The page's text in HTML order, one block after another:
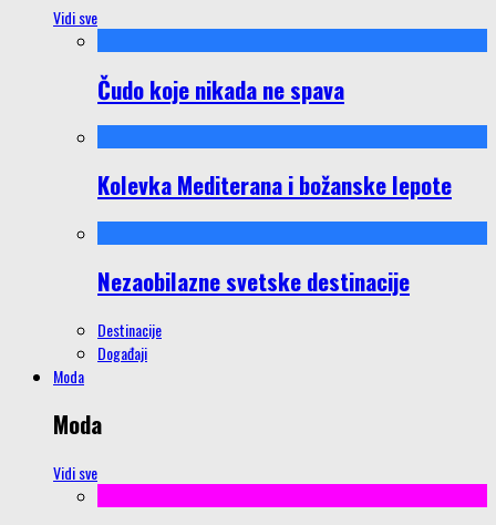
Vidi sve
Čudo koje nikada ne spava
Kolevka Mediterana i božanske lepote
Nezaobilazne svetske destinacije
Destinacije
Događaji
Moda
Moda
Vidi sve